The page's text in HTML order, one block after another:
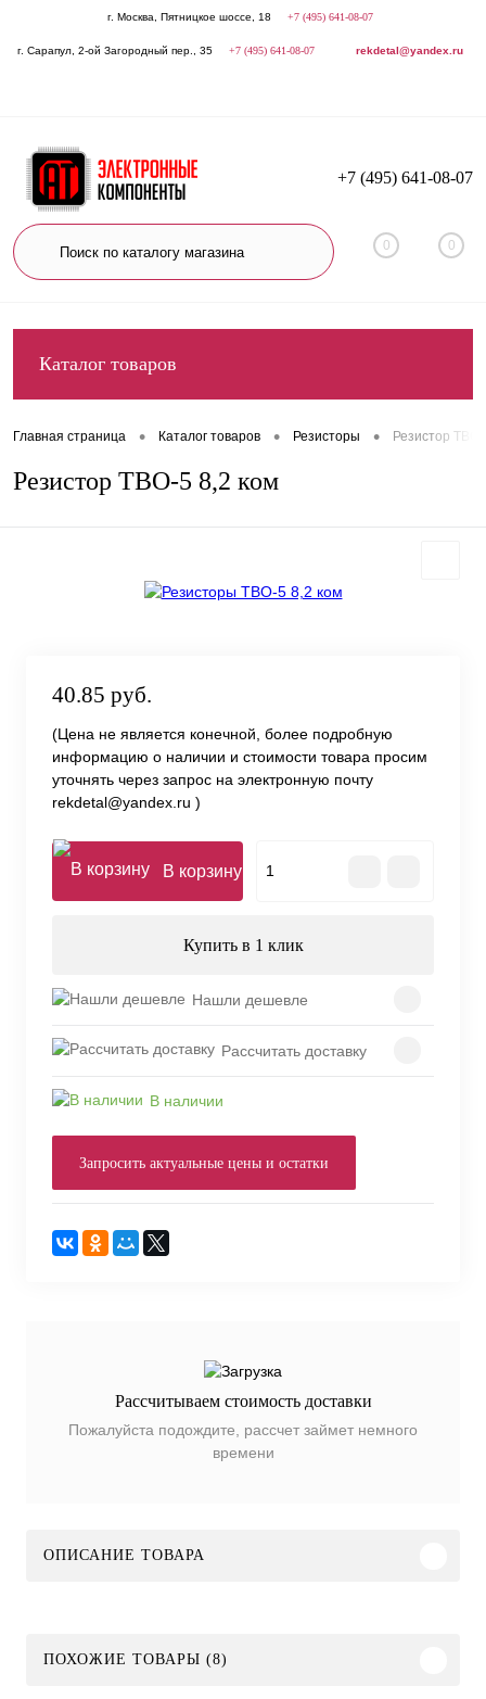
г. Москва, Пятницкое шоссе, 18 +7 (495) 641-08-07
г. Сарапул, 2-ой Загородный пер., 35 +7 (495) 641-08-07 rekdetal@yandex.ru
+7 (495) 641-08-07
0 0
Каталог товаров
Главная страница • Каталог товаров • Резисторы • Резистор
Резистор ТВО-5 8,2 ком
40.85 руб.
(Цена не является конечной, более подробную
информацию о наличии и стоимости товара просим
уточнять через запрос на электронную почту
rekdetal@yandex.ru )
В корзину
Купить в 1 клик
Нашли дешевле
Рассчитать доставку
В наличии
Запросить актуальные цены и остатки
Рассчитываем стоимость доставки
Пожалуйста подождите, рассчет займет немного
времени
ОПИСАНИЕ ТОВАРА
ПОХОЖИЕ ТОВАРЫ (8)